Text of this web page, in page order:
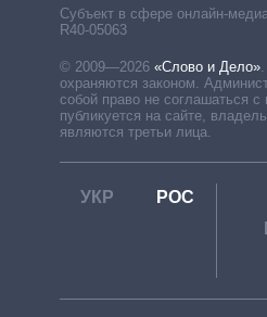
Субъект в сфере онлайн-
R40-05063
© 2009—2026 «Слово и Дело».
охраняются законом.
собой право не соглашаться
публикуется на сайте,
являются третьи лица.
УКР РОС